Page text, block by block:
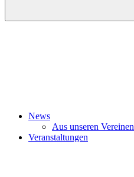
News
Aus unseren Vereinen
Veranstaltungen